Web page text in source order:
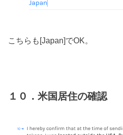
こちらも[Japan]でOK。
１０．米国居住の確認